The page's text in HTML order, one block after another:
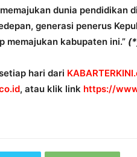
dunia pendidikan
generasi penerus
memajukan kabupaten ini.”
hari dari
, atau klik link https://